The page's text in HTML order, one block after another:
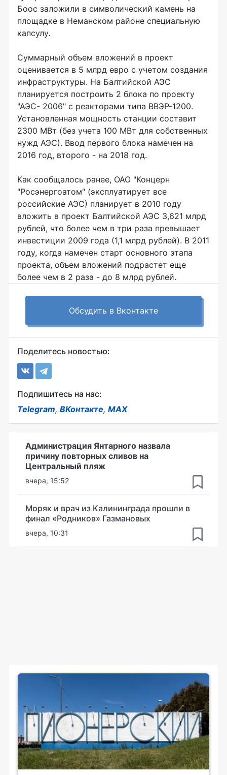
Боос заложили в символический камень на
площадке в Неманском районе специальную
капсулу.
Суммарный объем вложений в проект
оценивается в 5 млрд евро с учетом создания
инфраструктуры. На Балтийской АЭС
планируется построить 2 блока по проекту
"АЭС- 2006" с реакторами типа ВВЭР-1200.
Установленная мощность станции составит
2300 МВт (без учета 100 МВт для собственных
нужд АЭС). Ввод первого блока намечен на
2016 год, второго - на 2018 год.
Как сообщалось ранее, ОАО "Концерн
"Росэнергоатом" (эксплуатирует все
российские АЭС) планирует в 2010 году
вложить в проект Балтийской АЭС 3,621 млрд
рублей, что более чем в три раза превышает
инвестиции 2009 года (1,1 млрд рублей). В 2011
году, когда намечен старт основного этапа
проекта, объем вложений подрастет еще
более чем в 2 раза - до 8 млрд рублей.
Обсудить в Вконтакте
Поделитесь новостью:
Подпишитесь на нас:
Telegram, ВКонтакте, MAX
Администрация Янтарного назвала
причину повторных сливов на
Центральный пляж
вчера, 15:52
Моряк и врач из Калининграда прошли в
финал «Родников» Газмановых
вчера, 10:31